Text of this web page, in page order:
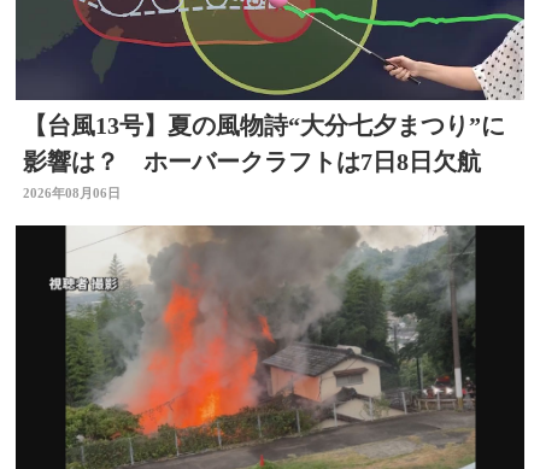
【台風13号】夏の風物詩“大分七夕まつり”に
影響は？ ホーバークラフトは7日8日欠航
2026年08月06日